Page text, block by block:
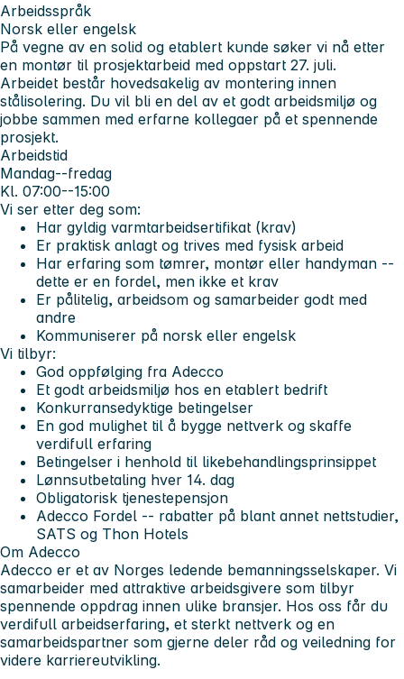
Arbeidsspråk
Norsk eller engelsk
På vegne av en solid og etablert kunde søker vi nå etter
en montør til prosjektarbeid med oppstart 27. juli.
Arbeidet består hovedsakelig av montering innen
stålisolering. Du vil bli en del av et godt arbeidsmiljø og
jobbe sammen med erfarne kollegaer på et spennende
prosjekt.
Arbeidstid
Mandag--fredag
Kl. 07:00--15:00
Vi ser etter deg som:
Har gyldig varmtarbeidsertifikat (krav)
Er praktisk anlagt og trives med fysisk arbeid
Har erfaring som tømrer, montør eller handyman --
dette er en fordel, men ikke et krav
Er pålitelig, arbeidsom og samarbeider godt med
andre
Kommuniserer på norsk eller engelsk
Vi tilbyr:
God oppfølging fra Adecco
Et godt arbeidsmiljø hos en etablert bedrift
Konkurransedyktige betingelser
En god mulighet til å bygge nettverk og skaffe
verdifull erfaring
Betingelser i henhold til likebehandlingsprinsippet
Lønnsutbetaling hver 14. dag
Obligatorisk tjenestepensjon
Adecco Fordel -- rabatter på blant annet nettstudier,
SATS og Thon Hotels
Om Adecco
Adecco er et av Norges ledende bemanningsselskaper. Vi
samarbeider med attraktive arbeidsgivere som tilbyr
spennende oppdrag innen ulike bransjer. Hos oss får du
verdifull arbeidserfaring, et sterkt nettverk og en
samarbeidspartner som gjerne deler råd og veiledning for
videre karriereutvikling.